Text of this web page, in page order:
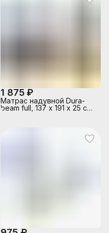
1 875 ₽
Матрас надувной Dura-
beam full, 137 х 191 х 25 см,